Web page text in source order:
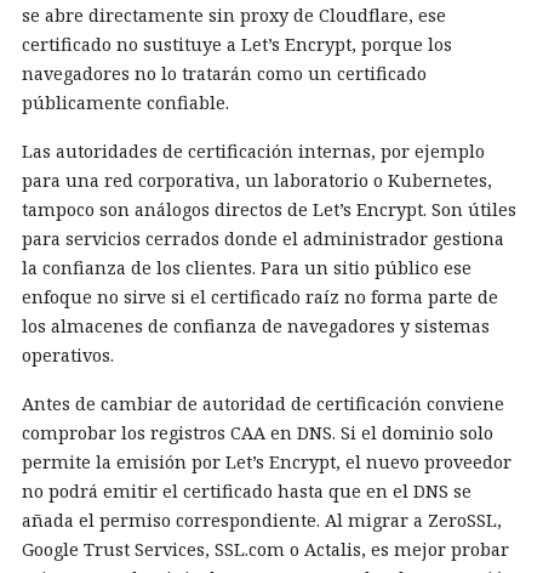
se abre directamente sin proxy de Cloudflare, ese
certificado no sustituye a Let’s Encrypt, porque los
navegadores no lo tratarán como un certificado
públicamente confiable.
Las autoridades de certificación internas, por ejemplo
para una red corporativa, un laboratorio o Kubernetes,
tampoco son análogos directos de Let’s Encrypt. Son útiles
para servicios cerrados donde el administrador gestiona
la confianza de los clientes. Para un sitio público ese
enfoque no sirve si el certificado raíz no forma parte de
los almacenes de confianza de navegadores y sistemas
operativos.
Antes de cambiar de autoridad de certificación conviene
comprobar los registros CAA en DNS. Si el dominio solo
permite la emisión por Let’s Encrypt, el nuevo proveedor
no podrá emitir el certificado hasta que en el DNS se
añada el permiso correspondiente. Al migrar a ZeroSSL,
Google Trust Services, SSL.com o Actalis, es mejor probar